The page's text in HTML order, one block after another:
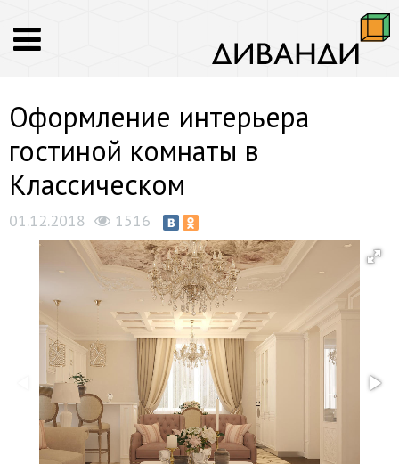
Оформление интерьера
гостиной комнаты в
Классическом
01.12.2018 1516